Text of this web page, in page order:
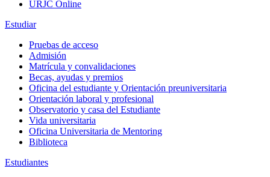
URJC Online
Estudiar
Pruebas de acceso
Admisión
Matrícula y convalidaciones
Becas, ayudas y premios
Oficina del estudiante y Orientación preuniversitaria
Orientación laboral y profesional
Observatorio y casa del Estudiante
Vida universitaria
Oficina Universitaria de Mentoring
Biblioteca
Estudiantes